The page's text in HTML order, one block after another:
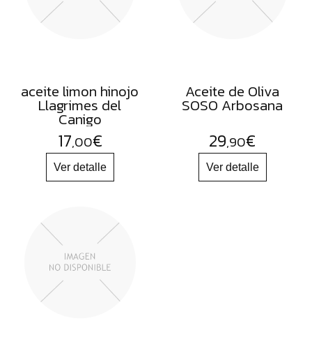
aceite limon hinojo
Llagrimes del
Canigo
17,00€
Aceite de Oliva
SOSO Arbosana
29,90€